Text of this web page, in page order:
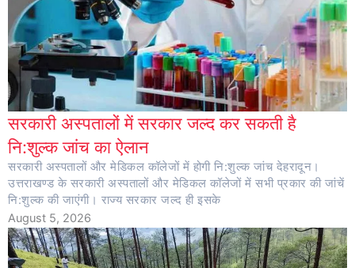
सरकारी अस्पतालों में सरकार जल्द कर सकती है
नि:शुल्क जांच का ऐलान
सरकारी अस्पतालों और मेडिकल कॉलेजों में होगी नि:शुल्क जांच देहरादून।
उत्तराखण्ड के सरकारी अस्पतालों और मेडिकल कॉलेजों में सभी प्रकार की जांचें
नि:शुल्क की जाएंगी। राज्य सरकार जल्द ही इसके
August 5, 2026